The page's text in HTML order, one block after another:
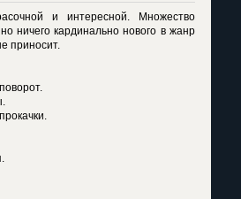
и интересной. Множество
ничего кардинально нового в жанр
приносит.